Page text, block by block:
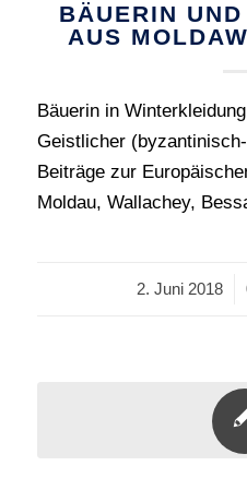
BÄUERIN
AUS
Bäuerin in
Geistlicher
Beiträge zur
Moldau, Wallachey,
2. Juni 2018
/